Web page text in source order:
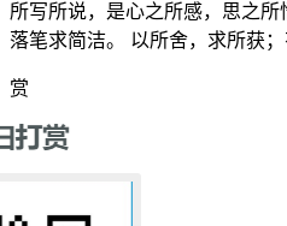
所写所说，是心之所感，思之所
落笔求简洁。 以所舍，求所获；
赏